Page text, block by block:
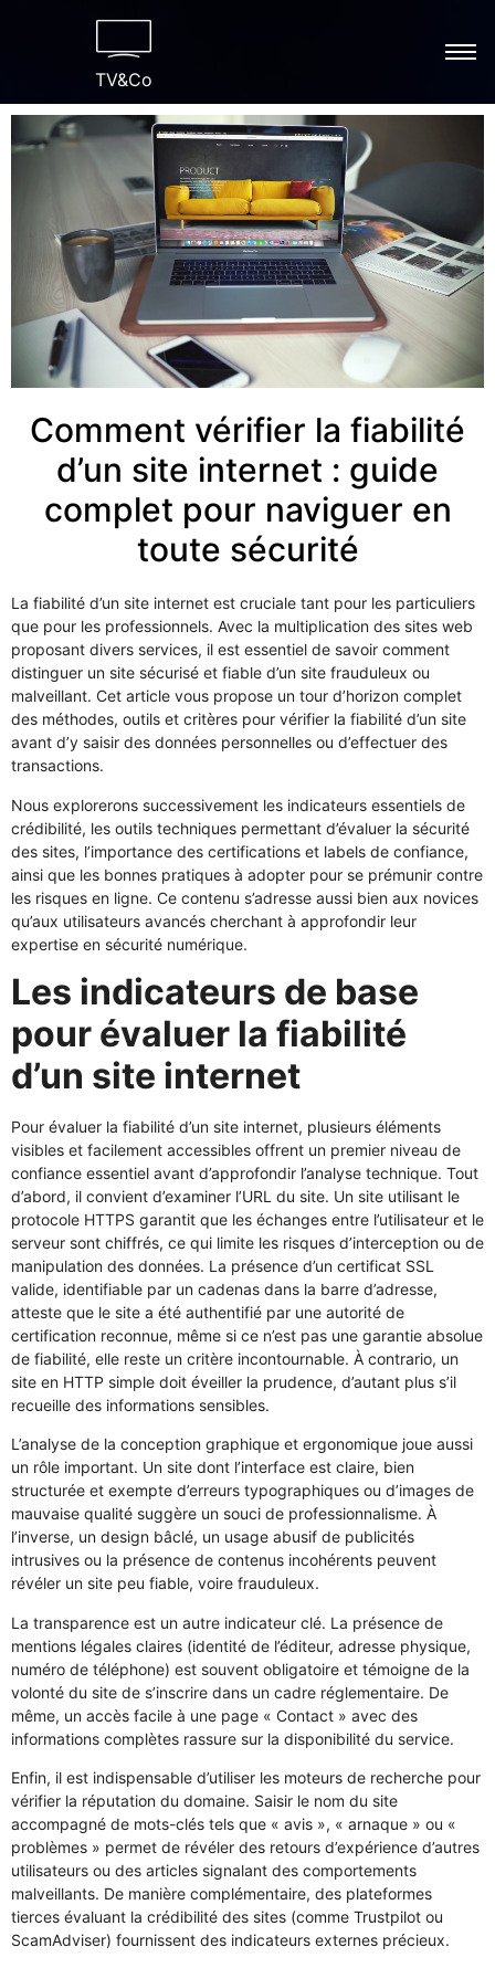
TV&Co
Comment vérifier la fiabilité
d’un site internet : guide
complet pour naviguer en
toute sécurité
La fiabilité d’un site internet est cruciale tant pour les particuliers
que pour les professionnels. Avec la multiplication des sites web
proposant divers services, il est essentiel de savoir comment
distinguer un site sécurisé et fiable d’un site frauduleux ou
malveillant. Cet article vous propose un tour d’horizon complet
des méthodes, outils et critères pour vérifier la fiabilité d’un site
avant d’y saisir des données personnelles ou d’effectuer des
transactions.
Nous explorerons successivement les indicateurs essentiels de
crédibilité, les outils techniques permettant d’évaluer la sécurité
des sites, l’importance des certifications et labels de confiance,
ainsi que les bonnes pratiques à adopter pour se prémunir contre
les risques en ligne. Ce contenu s’adresse aussi bien aux novices
qu’aux utilisateurs avancés cherchant à approfondir leur
expertise en sécurité numérique.
Les indicateurs de base
pour évaluer la fiabilité
d’un site internet
Pour évaluer la fiabilité d’un site internet, plusieurs éléments
visibles et facilement accessibles offrent un premier niveau de
confiance essentiel avant d’approfondir l’analyse technique. Tout
d’abord, il convient d’examiner l’URL du site. Un site utilisant le
protocole HTTPS garantit que les échanges entre l’utilisateur et le
serveur sont chiffrés, ce qui limite les risques d’interception ou de
manipulation des données. La présence d’un certificat SSL
valide, identifiable par un cadenas dans la barre d’adresse,
atteste que le site a été authentifié par une autorité de
certification reconnue, même si ce n’est pas une garantie absolue
de fiabilité, elle reste un critère incontournable. À contrario, un
site en HTTP simple doit éveiller la prudence, d’autant plus s’il
recueille des informations sensibles.
L’analyse de la conception graphique et ergonomique joue aussi
un rôle important. Un site dont l’interface est claire, bien
structurée et exempte d’erreurs typographiques ou d’images de
mauvaise qualité suggère un souci de professionnalisme. À
l’inverse, un design bâclé, un usage abusif de publicités
intrusives ou la présence de contenus incohérents peuvent
révéler un site peu fiable, voire frauduleux.
La transparence est un autre indicateur clé. La présence de
mentions légales claires (identité de l’éditeur, adresse physique,
numéro de téléphone) est souvent obligatoire et témoigne de la
volonté du site de s’inscrire dans un cadre réglementaire. De
même, un accès facile à une page « Contact » avec des
informations complètes rassure sur la disponibilité du service.
Enfin, il est indispensable d’utiliser les moteurs de recherche pour
vérifier la réputation du domaine. Saisir le nom du site
accompagné de mots-clés tels que « avis », « arnaque » ou «
problèmes » permet de révéler des retours d’expérience d’autres
utilisateurs ou des articles signalant des comportements
malveillants. De manière complémentaire, des plateformes
tierces évaluant la crédibilité des sites (comme Trustpilot ou
ScamAdviser) fournissent des indicateurs externes précieux.